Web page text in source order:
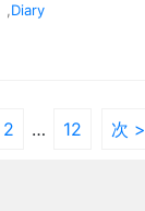
,Diary
2 … 12 次 >